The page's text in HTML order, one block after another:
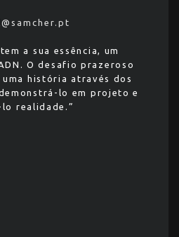
a sua essência, um
O desafio prazeroso
história através dos
lo em projeto e
realidade.”